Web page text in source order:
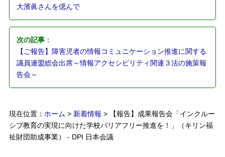
大濱眞さんを偲んで
次の記事：
【ご報告】障害児者の情報コミュニケーション推進に関する
議員連盟総会出席～情報アクセシビリティ関連３法の施策報
告会～
現在位置： ホーム > 新着情報 > 【報告】成果報告会「インクルー
シブ教育の実現に向けた学校バリアフリー推進を！」（キリン福
祉財団助成事業） - DPI 日本会議